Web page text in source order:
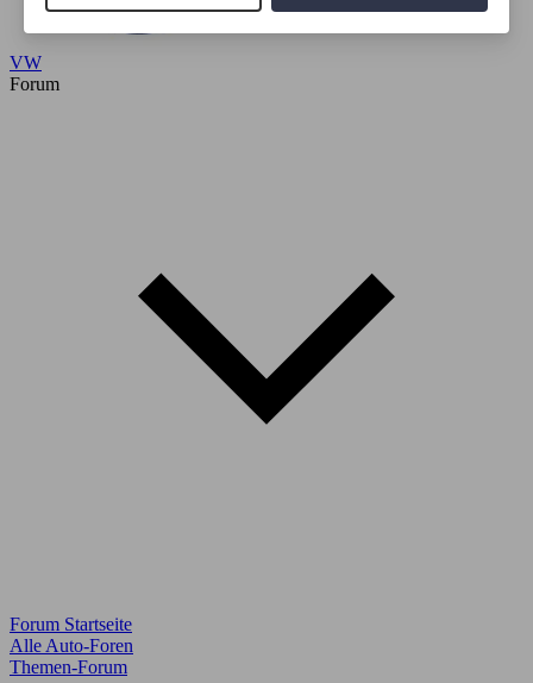
VW
Forum
Forum Startseite
Alle Auto-Foren
Themen-Forum